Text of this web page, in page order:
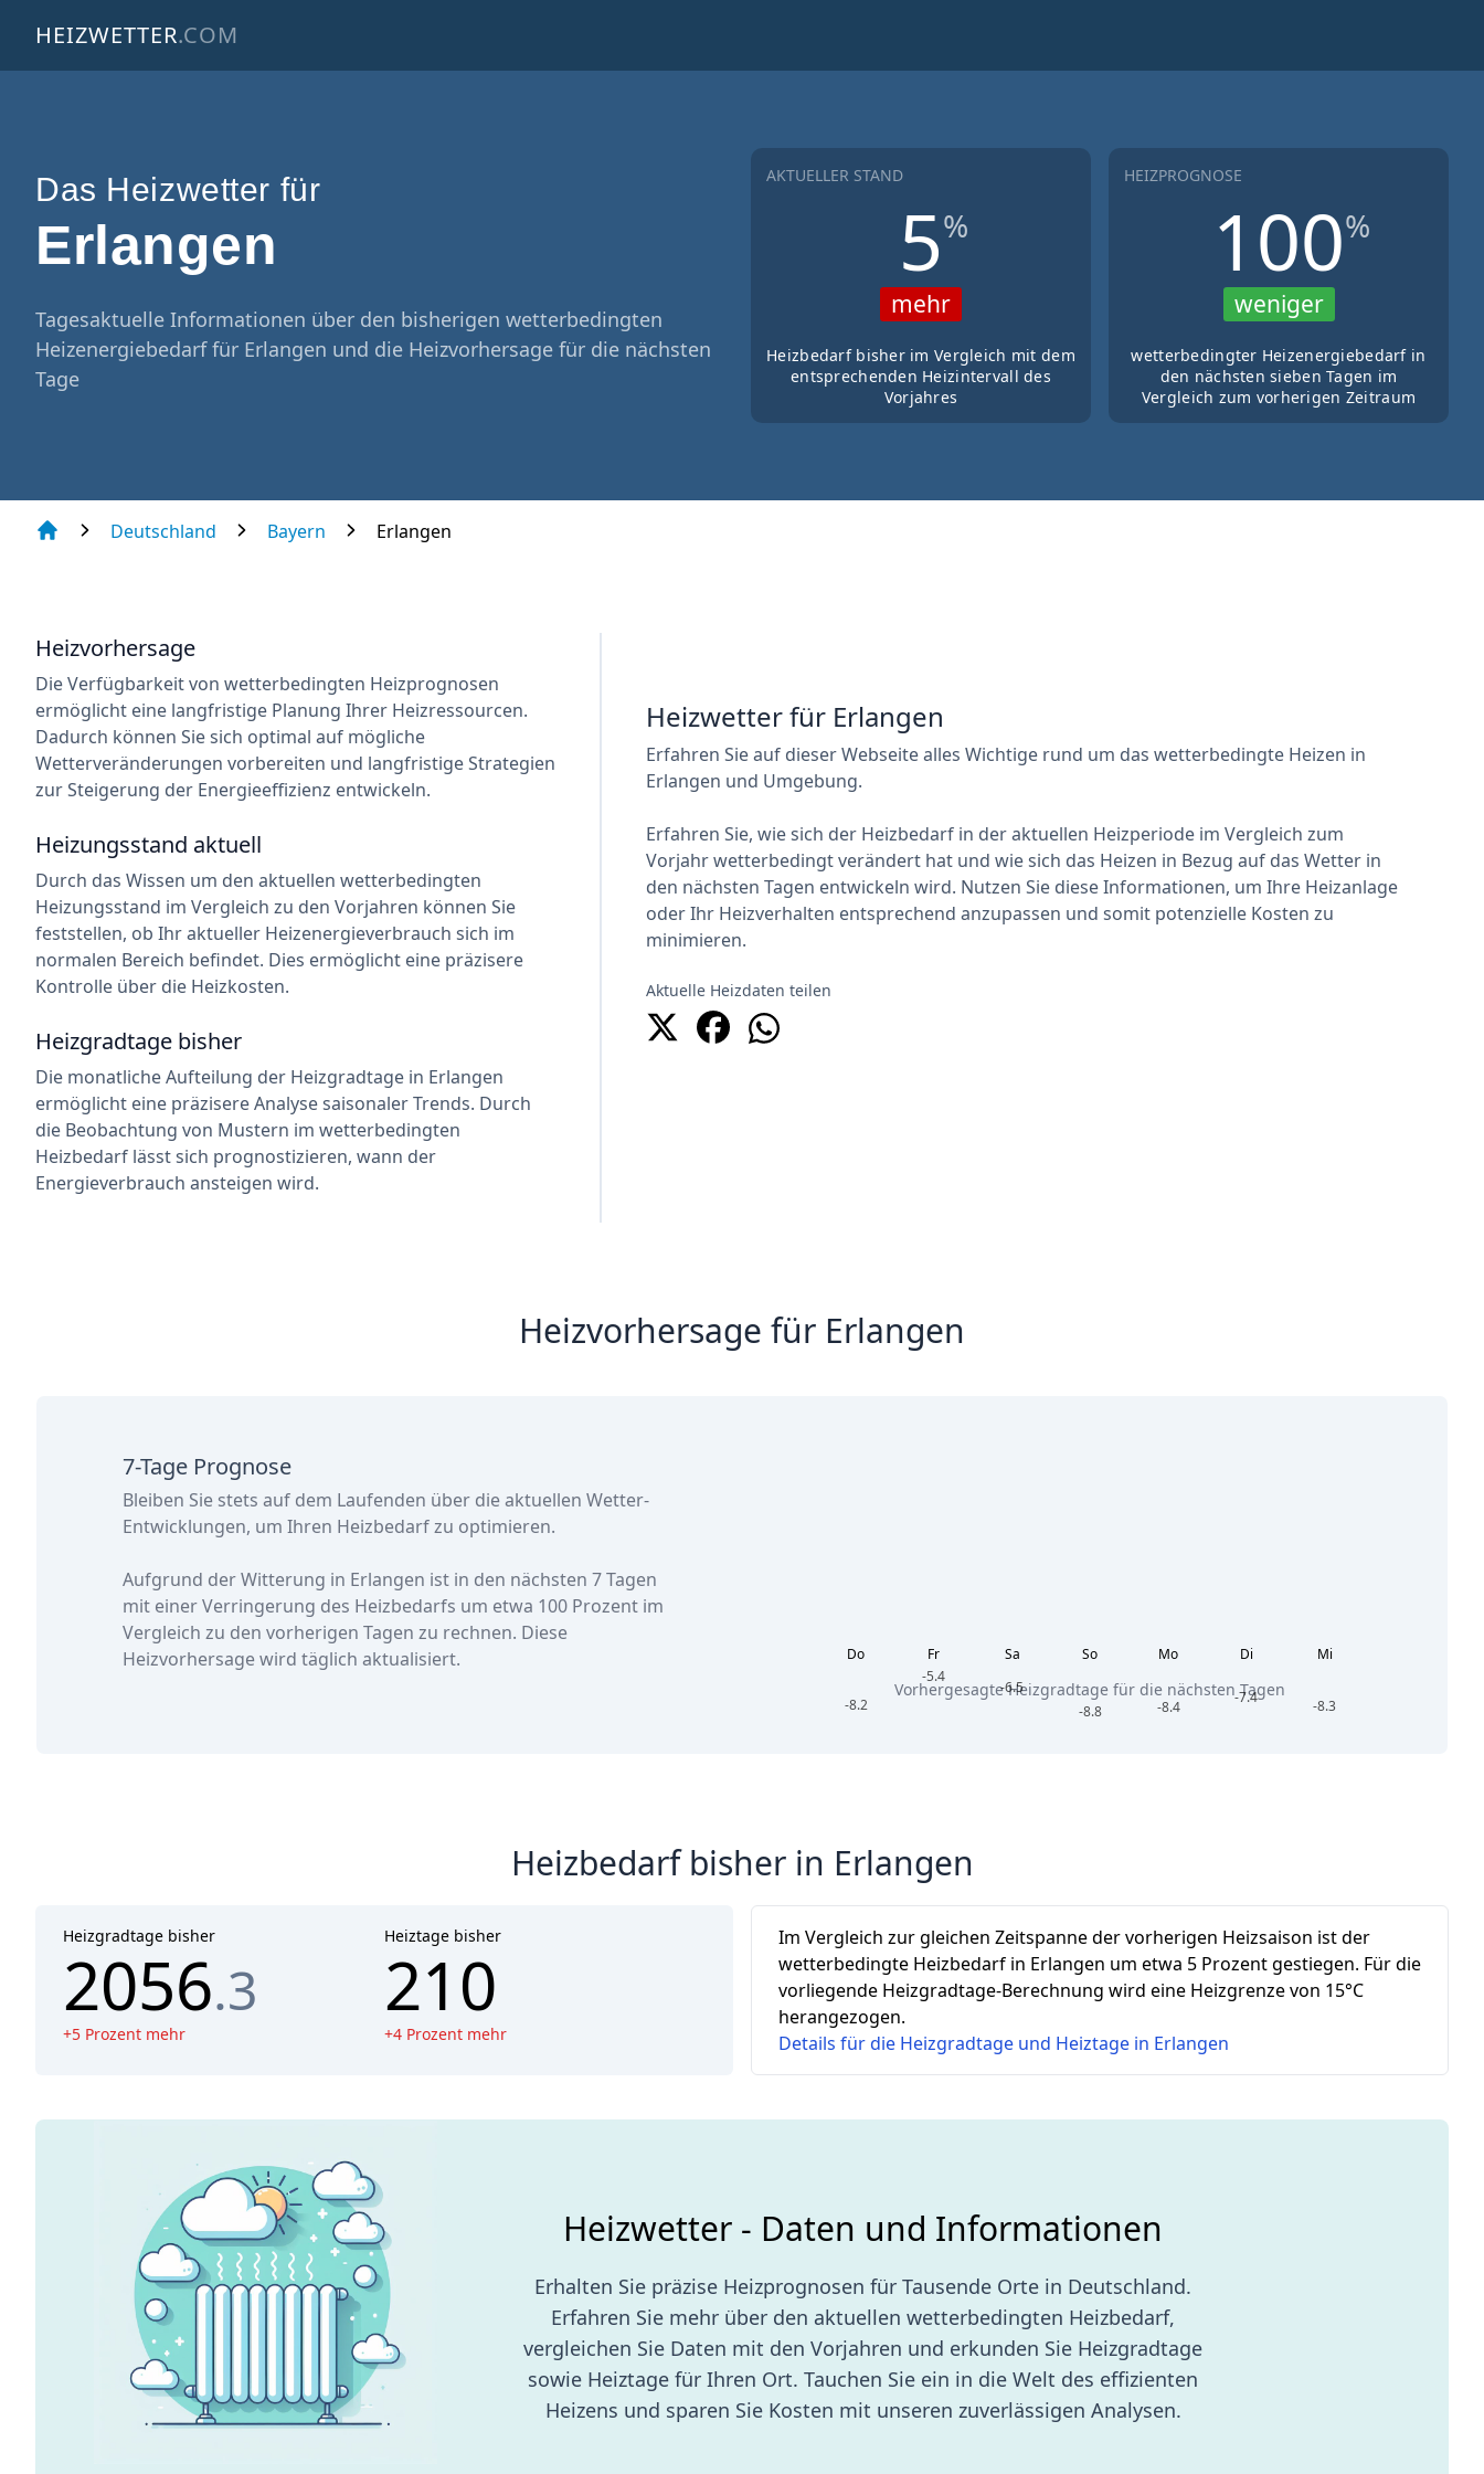
HEIZWETTER.COM
Das Heizwetter für
Erlangen
Tagesaktuelle Informationen über den bisherigen wetterbedingten
Heizenergiebedarf für Erlangen und die Heizvorhersage für die nächsten
Tage
AKTUELLER STAND
5%
mehr
Heizbedarf bisher im Vergleich mit dem
entsprechenden Heizintervall des
Vorjahres
HEIZPROGNOSE
100%
weniger
wetterbedingter Heizenergiebedarf in
den nächsten sieben Tagen im
Vergleich zum vorherigen Zeitraum
Deutschland Bayern Erlangen
Heizwetter für Erlangen
Erfahren Sie auf dieser Webseite alles Wichtige rund um das wetterbedingte Heizen in
Erlangen und Umgebung.
Erfahren Sie, wie sich der Heizbedarf in der aktuellen Heizperiode im Vergleich zum
Vorjahr wetterbedingt verändert hat und wie sich das Heizen in Bezug auf das Wetter in
den nächsten Tagen entwickeln wird. Nutzen Sie diese Informationen, um Ihre Heizanlage
oder Ihr Heizverhalten entsprechend anzupassen und somit potenzielle Kosten zu
minimieren.
Aktuelle Heizdaten teilen
Heizvorhersage
Die Verfügbarkeit von wetterbedingten Heizprognosen
ermöglicht eine langfristige Planung Ihrer Heizressourcen.
Dadurch können Sie sich optimal auf mögliche
Wetterveränderungen vorbereiten und langfristige Strategien
zur Steigerung der Energieeffizienz entwickeln.
Heizungsstand aktuell
Durch das Wissen um den aktuellen wetterbedingten
Heizungsstand im Vergleich zu den Vorjahren können Sie
feststellen, ob Ihr aktueller Heizenergieverbrauch sich im
normalen Bereich befindet. Dies ermöglicht eine präzisere
Kontrolle über die Heizkosten.
Heizgradtage bisher
Die monatliche Aufteilung der Heizgradtage in Erlangen
ermöglicht eine präzisere Analyse saisonaler Trends. Durch
die Beobachtung von Mustern im wetterbedingten
Heizbedarf lässt sich prognostizieren, wann der
Energieverbrauch ansteigen wird.
Heizvorhersage für Erlangen
7-Tage Prognose
Bleiben Sie stets auf dem Laufenden über die aktuellen Wetter-
Entwicklungen, um Ihren Heizbedarf zu optimieren.
Aufgrund der Witterung in Erlangen ist in den nächsten 7 Tagen
mit einer Verringerung des Heizbedarfs um etwa 100 Prozentim
Vergleich zu den vorherigen Tagen zu rechnen. Diese
Heizvorhersage wird täglich aktualisiert.
Do
-8.2
Fr
-5.4
Sa
-6.5
So
-8.8
Mo
-8.4
Di
-7.4
Mi
-8.3
Vorhergesagte Heizgradtage für die nächsten Tagen
Heizbedarf bisher in Erlangen
Heizgradtage bisher
2056.3
+5 Prozent mehr
Heiztage bisher
210
+4 Prozent mehr
Im Vergleich zur gleichen Zeitspanne der vorherigen Heizsaison ist der
wetterbedingte Heizbedarf in Erlangen um etwa 5 Prozent gestiegen. Für die
vorliegende Heizgradtage-Berechnung wird eine Heizgrenze von 15°C
herangezogen.
Details für die Heizgradtage und Heiztage in Erlangen
Heizwetter - Daten und Informationen
Erhalten Sie präzise Heizprognosen für Tausende Orte in Deutschland.
Erfahren Sie mehr über den aktuellen wetterbedingten Heizbedarf,
vergleichen Sie Daten mit den Vorjahren und erkunden Sie Heizgradtage
sowie Heiztage für Ihren Ort. Tauchen Sie ein in die Welt des effizienten
Heizens und sparen Sie Kosten mit unseren zuverlässigen Analysen.